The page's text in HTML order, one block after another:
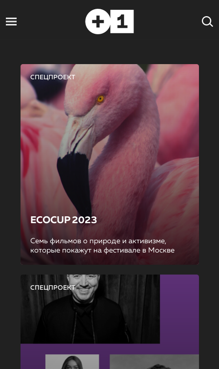
СПЕЦПРОЕКТ
ECOCUP 2023
Семь фильмов о природе и активизме,
которые покажут на фестивале в Москве
СПЕЦПРОЕКТ